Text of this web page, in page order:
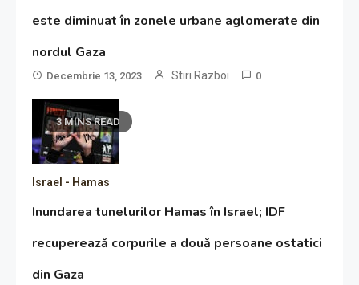
este diminuat în zonele urbane aglomerate din
nordul Gaza
Decembrie 13, 2023 Stiri Razboi 0
3 MINS READ
Israel - Hamas
Inundarea tunelurilor Hamas în Israel; IDF
recuperează corpurile a două persoane ostatici
din Gaza